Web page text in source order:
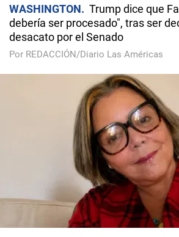
WASHINGTON
Trump dice que
debería ser procesado", tras ser
desacato por el Senado
Por REDACCIÓN/Diario Las Américas